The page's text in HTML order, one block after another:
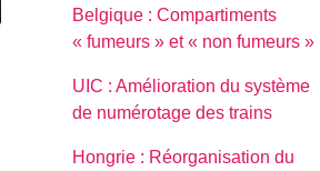
Belgique : Compartiments
« fumeurs » et « non fumeurs »
UIC : Amélioration du système
de numérotage des trains
Hongrie : Réorganisation du